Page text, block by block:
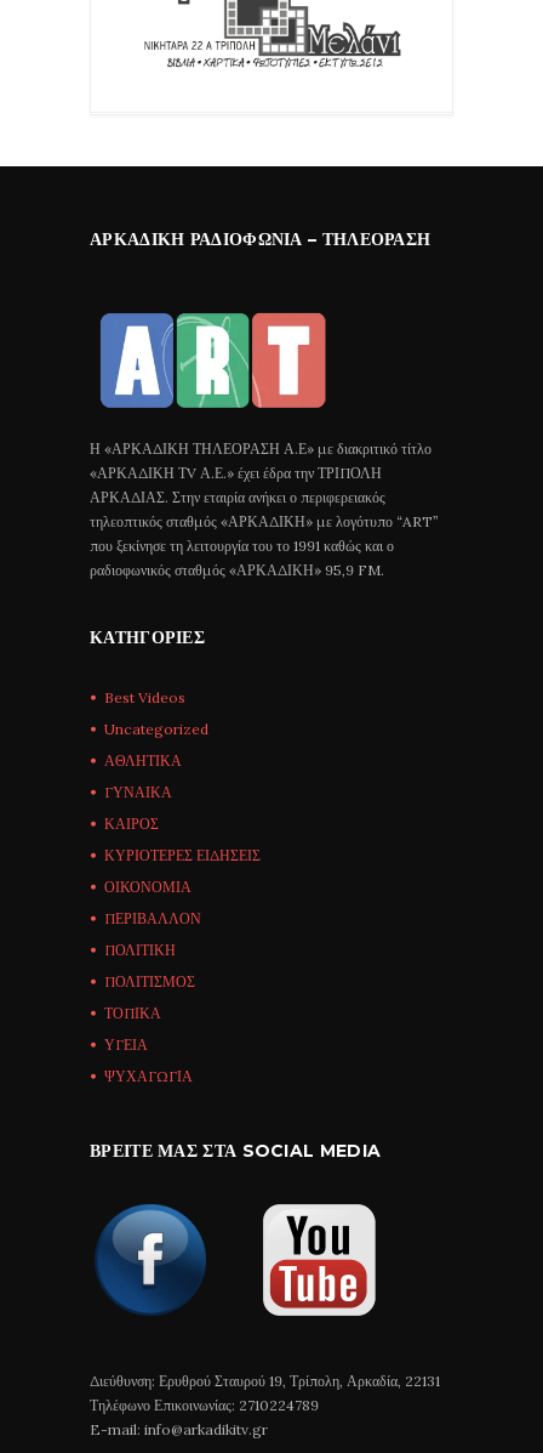
ΑΡΚΑΔΙΚΉ ΡΑΔΙΟΦΩΝΊΑ – ΤΗΛΕΌΡΑΣΗ
Η «ΑΡΚΑΔΙΚΗ ΤΗΛΕΟΡΑΣΗ Α.Ε» με διακριτικό τίτλο
«ΑΡΚΑΔΙΚΗ ΤV Α.Ε.» έχει έδρα την ΤΡΙΠΟΛΗ
ΑΡΚΑΔΙΑΣ. Στην εταιρία ανήκει ο περιφερειακός
τηλεοπτικός σταθμός «ΑΡΚΑΔΙΚΗ» με λογότυπο “ART”
που ξεκίνησε τη λειτουργία του το 1991 καθώς και ο
ραδιοφωνικός σταθμός «ΑΡΚΑΔΙΚΗ» 95,9 FM.
ΚΑΤΗΓΟΡΊΕΣ
Best Videos
Uncategorized
ΑΘΛΗΤΙΚΑ
ΓΥΝΑΙΚΑ
ΚΑΙΡΟΣ
ΚΥΡΙΟΤΕΡΕΣ ΕΙΔΗΣΕΙΣ
ΟΙΚΟΝΟΜΙΑ
ΠΕΡΙΒΑΛΛΟΝ
ΠΟΛΙΤΙΚΗ
ΠΟΛΙΤΙΣΜΟΣ
ΤΟΠΙΚΑ
ΥΓΕΙΑ
ΨΥΧΑΓΩΓΙΑ
ΒΡΕΊΤΕ ΜΑΣ ΣΤΑ SOCIAL MEDIA
Διεύθυνση: Ερυθρού Σταυρού 19, Τρίπολη, Αρκαδία, 22131
Τηλέφωνο Επικοινωνίας: 2710224789
E-mail: info@arkadikitv.gr